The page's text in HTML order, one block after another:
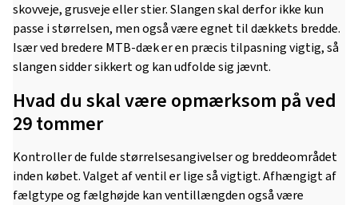
skovveje, grusveje eller stier. Slangen skal derfor ikke kun
passe i størrelsen, men også være egnet til dækkets bredde.
Især ved bredere MTB-dæk er en præcis tilpasning vigtig, så
slangen sidder sikkert og kan udfolde sig jævnt.
Hvad du skal være opmærksom på ved
29 tommer
Kontroller de fulde størrelsesangivelser og breddeområdet
inden købet. Valget af ventil er lige så vigtigt. Afhængigt af
fælgtype og fælghøjde kan ventillængden også være